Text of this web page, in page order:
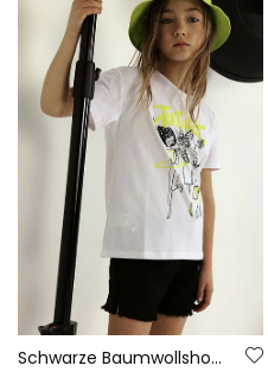
Schwarze Baumwollshorts